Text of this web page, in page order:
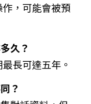
，可能會被預
久？
長可達五年。
？